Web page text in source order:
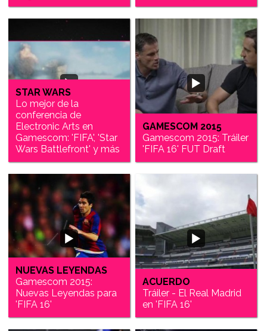
STAR WARS
Lo mejor de la
conferencia de
Electronic Arts en
Gamescom: 'FIFA', 'Star
Wars Battlefront' y más
GAMESCOM 2015
Gamescom 2015: Tráiler
'FIFA 16' FUT Draft
NUEVAS LEYENDAS
Gamescom 2015:
Nuevas Leyendas para
'FIFA 16'
ACUERDO
Tráiler - El Real Madrid
en 'FIFA 16'